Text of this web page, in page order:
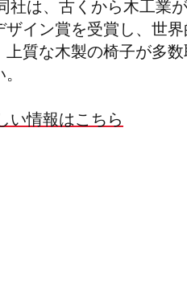
社は、古くから木工業
イン賞を受賞し、世
質な木製の椅子が多
い情報はこちら